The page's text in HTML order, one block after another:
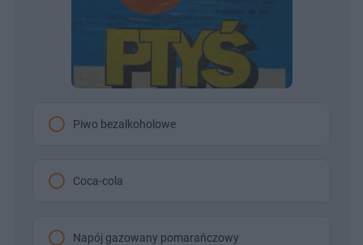
Piwo bezalkoholowe
Coca-cola
Napój gazowany pomarańczowy